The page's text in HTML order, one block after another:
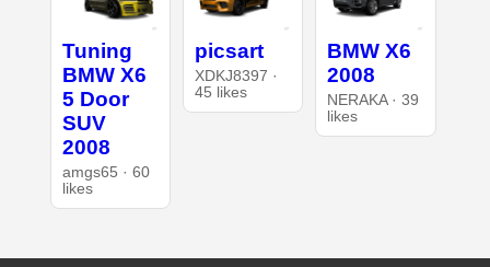
Tuning
BMW X6
5 Door
SUV
2008
amgs65 · 60
likes
picsart
XDKJ8397 ·
45 likes
BMW X6
2008
NERAKA · 39
likes